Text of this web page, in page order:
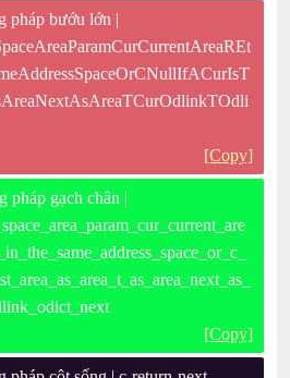
pháp bướu lớn |
[Copy]
pháp gạch chân |
[Copy]